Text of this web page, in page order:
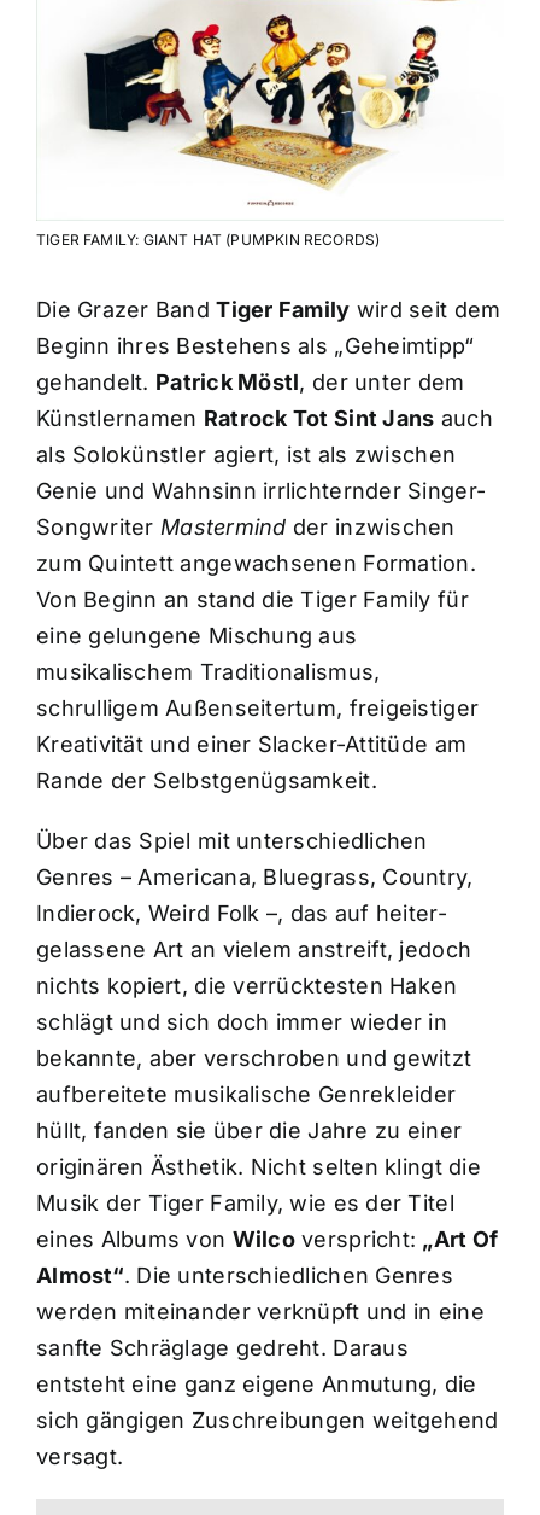
TIGER FAMILY: GIANT HAT (PUMPKIN RECORDS)
Die Grazer BandTiger Family wird seit dem
Beginn ihres Bestehens als „Geheimtipp“
gehandelt. Patrick Möstl, der unter dem
Künstlernamen Ratrock Tot Sint Jans auch
als Solokünstler agiert, ist als zwischen
Genie und Wahnsinn irrlichternder Singer-
Songwriter Mastermind der inzwischen
zum Quintett angewachsenen Formation.
Von Beginn an stand die Tiger Family für
eine gelungene Mischung aus
musikalischem Traditionalismus,
schrulligem Außenseitertum, freigeistiger
Kreativität und einer Slacker-Attitüde am
Rande der Selbstgenügsamkeit.
Über das Spiel mit unterschiedlichen
Genres – Americana, Bluegrass, Country,
Indierock, Weird Folk –, das auf heiter-
gelassene Art an vielem anstreift, jedoch
nichts kopiert, die verrücktesten Haken
schlägt und sich doch immer wieder in
bekannte, aber verschroben und gewitzt
aufbereitete musikalische Genrekleider
hüllt, fanden sie über die Jahre zu einer
originären Ästhetik. Nicht selten klingt die
Musik der Tiger Family, wie es der Titel
eines Albums von Wilcoverspricht: „Art Of
Almost“. Die unterschiedlichen Genres
werden miteinander verknüpft und in eine
sanfte Schräglage gedreht. Daraus
entsteht eine ganz eigene Anmutung, die
sich gängigen Zuschreibungen weitgehend
versagt.